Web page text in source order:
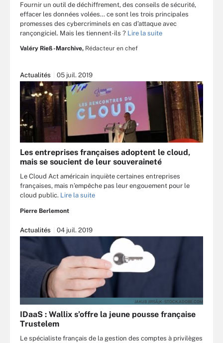
Fournir un outil de déchiffrement, des conseils de sécurité,
effacer les données volées… ce sont les trois principales
promesses des cybercriminels en cas d’attaque avec
rançongiciel. Mais les tiennent-ils ? Lire la suite
Valéry Rieß-Marchive, Rédacteur en chef
Actualités 05 juil. 2019
Les entreprises françaises adoptent le cloud,
mais se soucient de leur souveraineté
Le Cloud Act américain inquiète certaines entreprises
françaises, mais n’empêche pas leur engouement pour le
cloud public. Lire la suite
Pierre Berlemont
Actualités 04 juil. 2019
JAKUB JIRSÃ¡K - STOCK.ADOBE.COM
IDaaS : Wallix s’offre la jeune pousse française
Trustelem
Le spécialiste français de la gestion des comptes à privilèges